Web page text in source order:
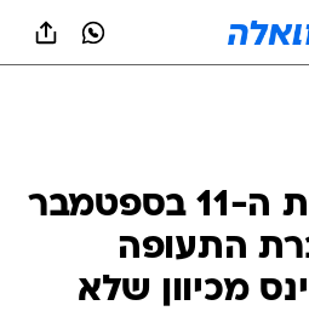
אחת מאלמנות ה-11 בספטמבר
התעופה
מכיוון שלא